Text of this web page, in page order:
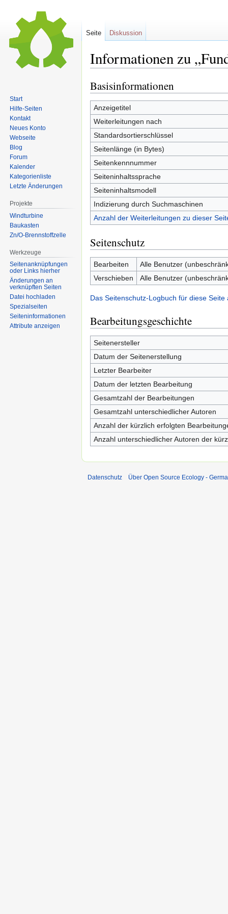
Informationen zu
Zur
Navigation
springen
Zur
Suche
springen
Basisinformationen
Anzeigetitel
Weiterleitungen nach
Standardsortierschlüssel
Seitenlänge (in Bytes)
Seitenkennnummer
Seiteninhaltssprache
Seiteninhaltsmodell
Indizierung durch Suchmaschinen
Anzahl der Weiterleitungen zu dieser
Seitenschutz
Bearbeiten
Alle Benutzer
Verschieben
Alle Benutzer
Das Seitenschutz-Logbuch für diese Seite
Bearbeitungsgeschichte
Seitenersteller
Datum der Seitenerstellung
Letzter Bearbeiter
Datum der letzten Bearbeitung
Gesamtzahl der Bearbeitungen
Gesamtzahl unterschiedlicher Autoren
Anzahl der kürzlich erfolgten
Anzahl unterschiedlicher Autoren der
Seite Diskussion
Start
Hilfe-Seiten
Kontakt
Neues Konto
Webseite
Blog
Forum
Kalender
Kategorienliste
Letzte Änderungen
Projekte
Windturbine
Baukasten
Zn/O-Brennstoffzelle
Werkzeuge
Seitenanknüpfungen
oder Links hierher
Änderungen an
verknüpften Seiten
Datei hochladen
Spezialseiten
Seiten­informationen
Attribute anzeigen
Datenschutz Über Open Source Ecology -